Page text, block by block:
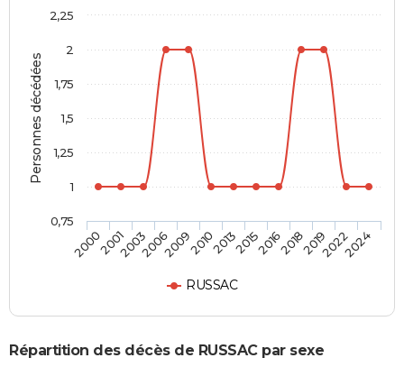
Personnes décédées
RUSSAC
2000200120032006200920102013201520162018201920222024
0,75
1
1,25
1,5
1,75
2
2,25
Répartition des décès de RUSSAC par sexe